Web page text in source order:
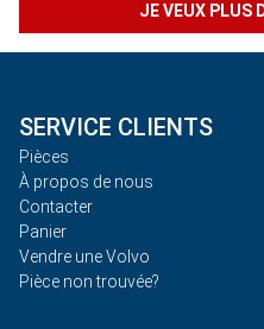
JE VEUX PLUS
SERVICE CLIENTS
Pièces
À propos de nous
Contacter
Panier
Vendre une Volvo
Pièce non trouvée?